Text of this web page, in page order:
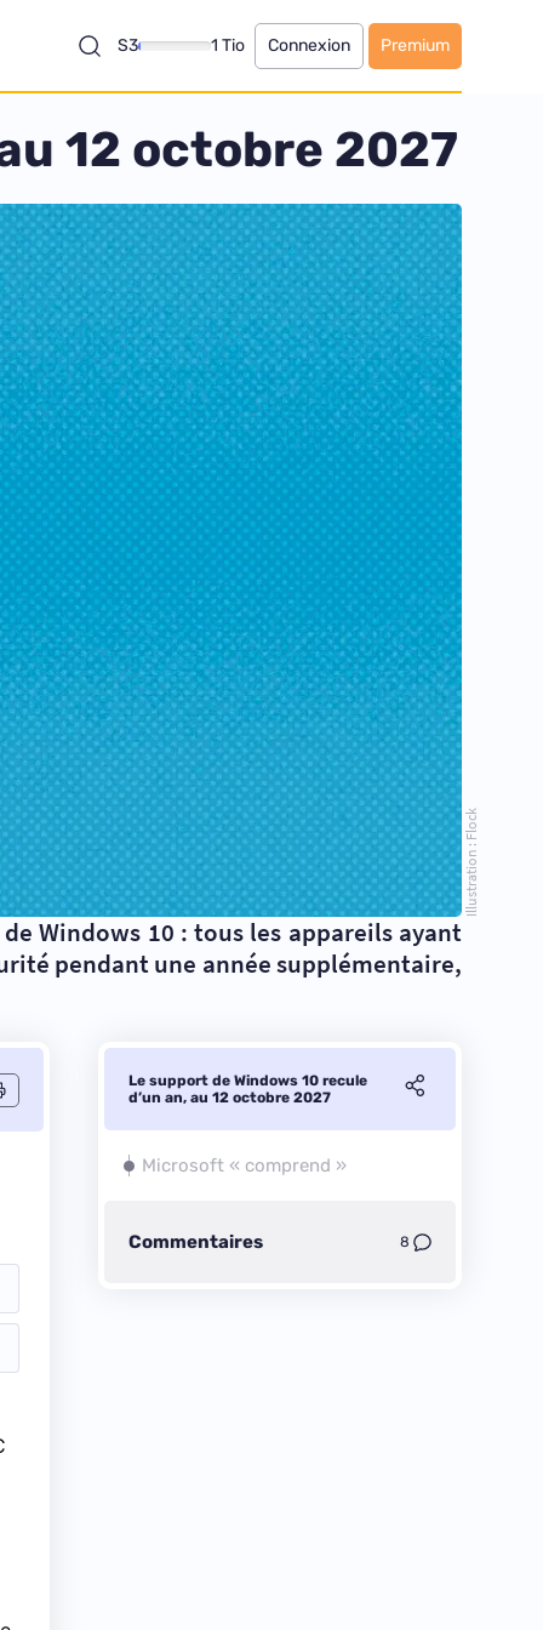
S3 1 Tio Connexion Premium
12 octobre 2027
Illustration : Flock
Windows 10 : tous les appareils ayant
pendant une année supplémentaire,
Le support de Windows 10 recule
d’un an, au 12 octobre 2027
Microsoft « comprend »
Commentaires 8